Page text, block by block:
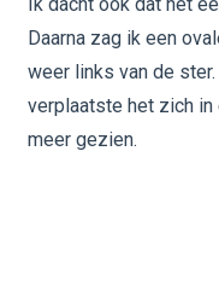
Daarna zag ik een
weer links van de
verplaatste het zich in
meer gezien.